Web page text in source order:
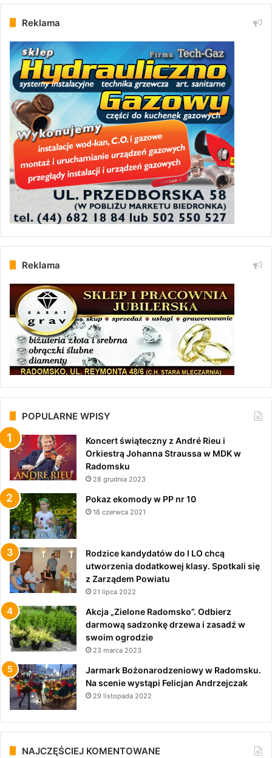
Reklama
Reklama
POPULARNE WPISY
Koncert świąteczny z André Rieu i
Orkiestrą Johanna Straussa w MDK w
Radomsku
28 grudnia 2023
Pokaz ekomody w PP nr 10
18 czerwca 2021
Rodzice kandydatów do I LO chcą
utworzenia dodatkowej klasy. Spotkali się
z Zarządem Powiatu
21 lipca 2022
Akcja „Zielone Radomsko”. Odbierz
darmową sadzonkę drzewa i zasadź w
swoim ogrodzie
23 marca 2023
Jarmark Bożonarodzeniowy w Radomsku.
Na scenie wystąpi Felicjan Andrzejczak
29 listopada 2022
NAJCZĘŚCIEJ KOMENTOWANE